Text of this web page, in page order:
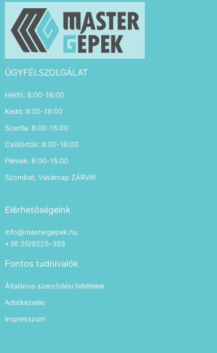
ÜGYFÉLSZOLGÁLAT
Hétfő: 8:00-16:00
Kedd: 8:00-16:00
Szerda: 8:00-16:00
Csütörtök: 8:00-16:00
Péntek: 8:00-15:00
Szombat, Vasárnap ZÁRVA!
Elérhetőségeink
info@mastergepek.hu
+36 20/9225-355
Fontos tudnivalók
Általános szerződési feltételek
Adatkezelés
Impresszum